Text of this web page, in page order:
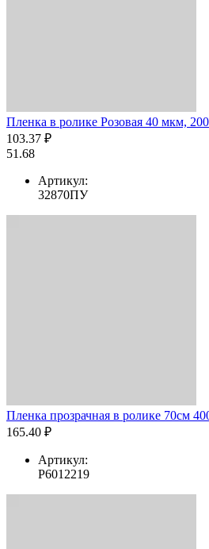
Пленка в ролике Розовая 40 мкм,
103.37 ₽
51.68
Артикул:
32870ПУ
Пленка прозрачная в ролике 70см
165.40 ₽
Артикул:
Р6012219